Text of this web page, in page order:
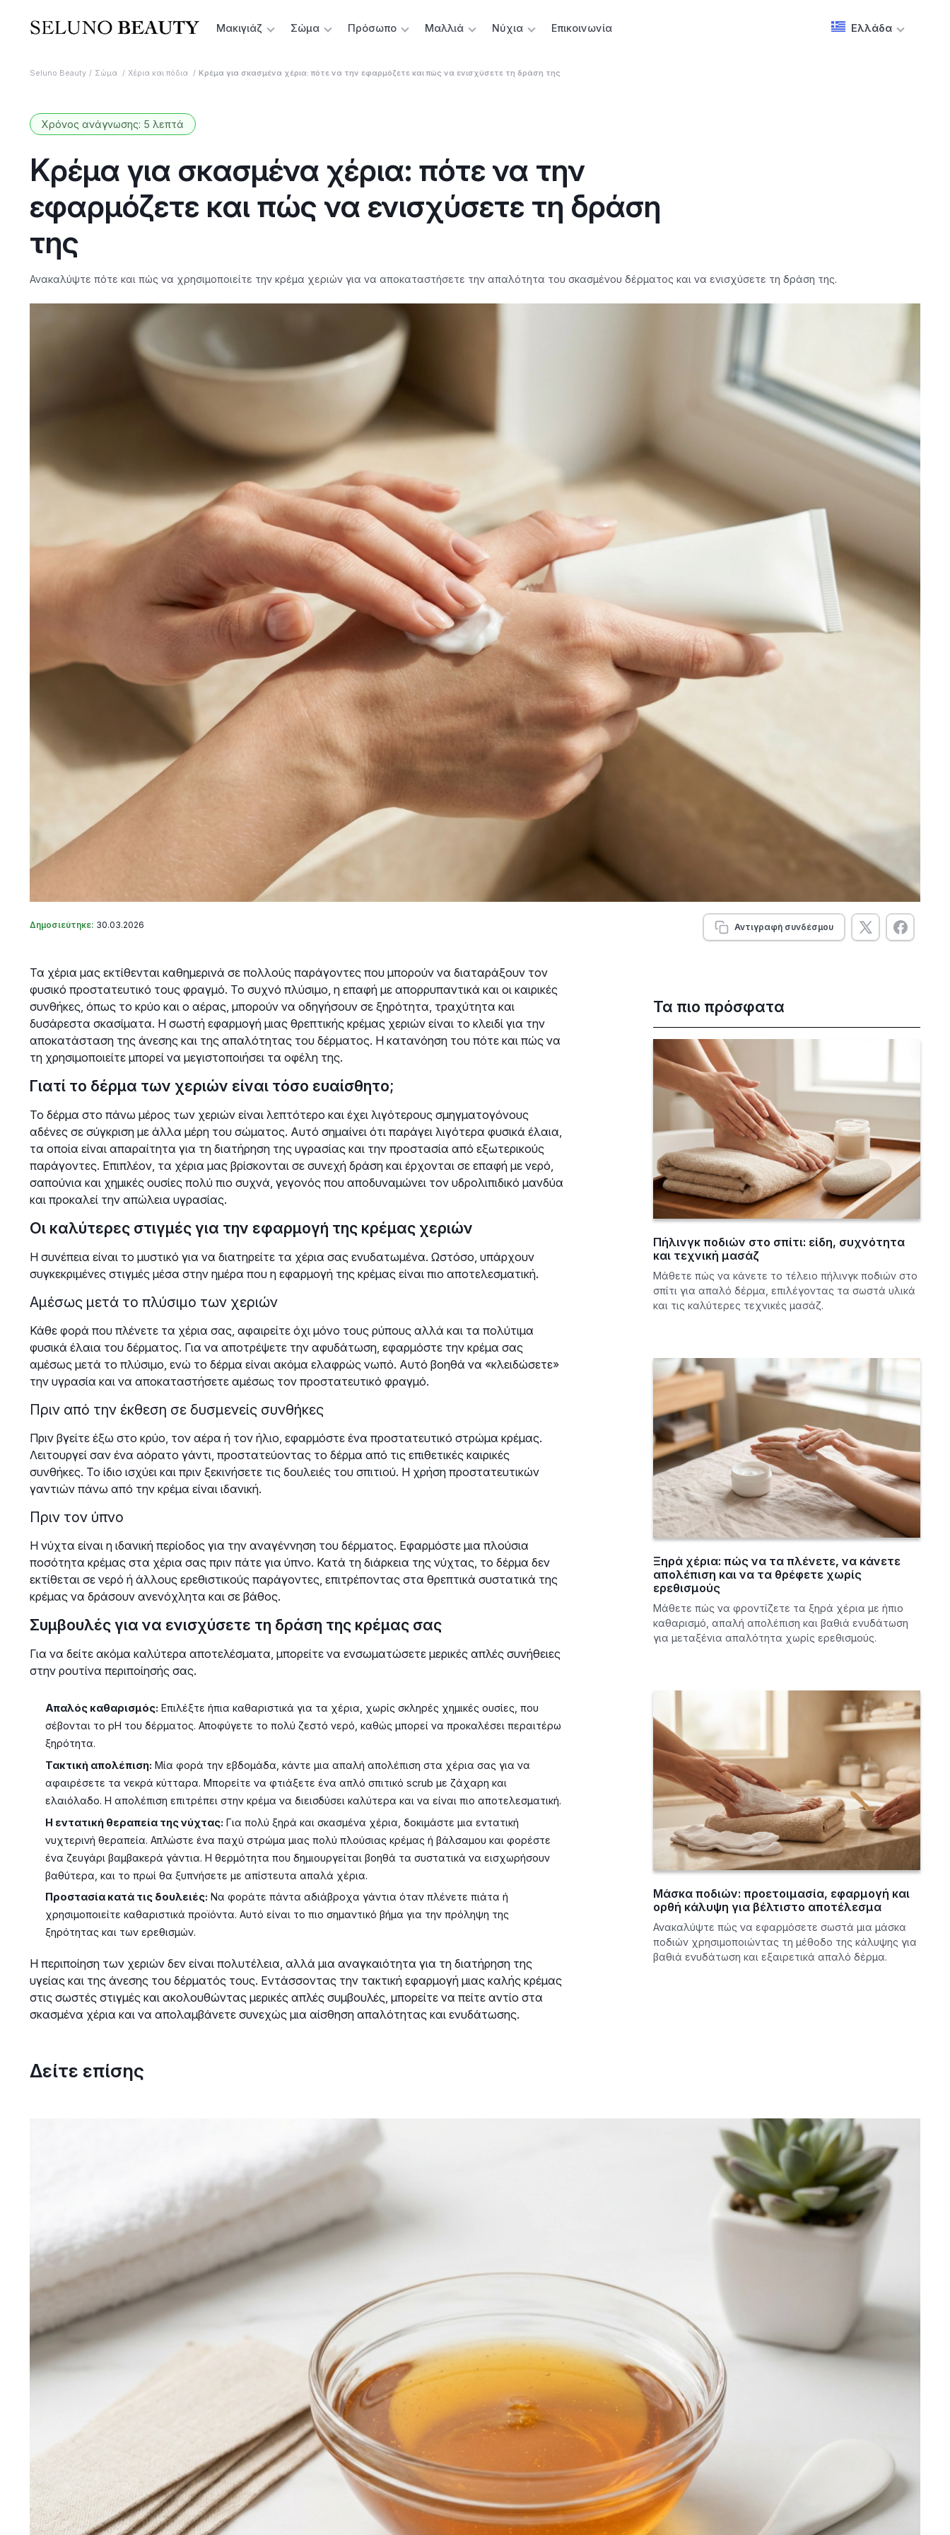
Μακιγιάζ Σώμα Πρόσωπο Μαλλιά Νύχια Επικοινωνία Ελλάδα
Seluno Beauty Σώμα Χέρια και πόδια Κρέμα για σκασμένα χέρια: πότε να την εφαρμόζετε και πώς να ενισχύσετε τη δράση της
Χρόνος ανάγνωσης: 5 λεπτά
Κρέμα για σκασμένα χέρια: πότε να την
εφαρμόζετε και πώς να ενισχύσετε τη δράση
της
Ανακαλύψτε πότε και πώς να χρησιμοποιείτε την κρέμα χεριών για να αποκαταστήσετε την απαλότητα του σκασμένου δέρματος και να ενισχύσετε τη δράση της.
Δημοσιεύτηκε: 30.03.2026 Αντιγραφή συνδέσμου
Τα χέρια μας εκτίθενται καθημερινά σε πολλούς παράγοντες που μπορούν να διαταράξουν τον
φυσικό προστατευτικό τους φραγμό. Το συχνό πλύσιμο, η επαφή με απορρυπαντικά και οι καιρικές
συνθήκες, όπως το κρύο και ο αέρας, μπορούν να οδηγήσουν σε ξηρότητα, τραχύτητα και
δυσάρεστα σκασίματα. Η σωστή εφαρμογή μιας θρεπτικής κρέμας χεριών είναι το κλειδί για την
αποκατάσταση της άνεσης και της απαλότητας του δέρματος. Η κατανόηση του πότε και πώς να
τη χρησιμοποιείτε μπορεί να μεγιστοποιήσει τα οφέλη της.
Γιατί το δέρμα των χεριών είναι τόσο ευαίσθητο;
Το δέρμα στο πάνω μέρος των χεριών είναι λεπτότερο και έχει λιγότερους σμηγματογόνους
αδένες σε σύγκριση με άλλα μέρη του σώματος. Αυτό σημαίνει ότι παράγει λιγότερα φυσικά έλαια,
τα οποία είναι απαραίτητα για τη διατήρηση της υγρασίας και την προστασία από εξωτερικούς
παράγοντες. Επιπλέον, τα χέρια μας βρίσκονται σε συνεχή δράση και έρχονται σε επαφή με νερό,
σαπούνια και χημικές ουσίες πολύ πιο συχνά, γεγονός που αποδυναμώνει τον υδρολιπιδικό μανδύα
και προκαλεί την απώλεια υγρασίας.
Οι καλύτερες στιγμές για την εφαρμογή της κρέμας χεριών
Η συνέπεια είναι το μυστικό για να διατηρείτε τα χέρια σας ενυδατωμένα. Ωστόσο, υπάρχουν
συγκεκριμένες στιγμές μέσα στην ημέρα που η εφαρμογή της κρέμας είναι πιο αποτελεσματική.
Αμέσως μετά το πλύσιμο των χεριών
Κάθε φορά που πλένετε τα χέρια σας, αφαιρείτε όχι μόνο τους ρύπους αλλά και τα πολύτιμα
φυσικά έλαια του δέρματος. Για να αποτρέψετε την αφυδάτωση, εφαρμόστε την κρέμα σας
αμέσως μετά το πλύσιμο, ενώ το δέρμα είναι ακόμα ελαφρώς νωπό. Αυτό βοηθά να «κλειδώσετε»
την υγρασία και να αποκαταστήσετε αμέσως τον προστατευτικό φραγμό.
Πριν από την έκθεση σε δυσμενείς συνθήκες
Πριν βγείτε έξω στο κρύο, τον αέρα ή τον ήλιο, εφαρμόστε ένα προστατευτικό στρώμα κρέμας.
Λειτουργεί σαν ένα αόρατο γάντι, προστατεύοντας το δέρμα από τις επιθετικές καιρικές
συνθήκες. Το ίδιο ισχύει και πριν ξεκινήσετε τις δουλειές του σπιτιού. Η χρήση προστατευτικών
γαντιών πάνω από την κρέμα είναι ιδανική.
Πριν τον ύπνο
Η νύχτα είναι η ιδανική περίοδος για την αναγέννηση του δέρματος. Εφαρμόστε μια πλούσια
ποσότητα κρέμας στα χέρια σας πριν πάτε για ύπνο. Κατά τη διάρκεια της νύχτας, το δέρμα δεν
εκτίθεται σε νερό ή άλλους ερεθιστικούς παράγοντες, επιτρέποντας στα θρεπτικά συστατικά της
κρέμας να δράσουν ανενόχλητα και σε βάθος.
Συμβουλές για να ενισχύσετε τη δράση της κρέμας σας
Για να δείτε ακόμα καλύτερα αποτελέσματα, μπορείτε να ενσωματώσετε μερικές απλές συνήθειες
στην ρουτίνα περιποίησής σας.
Απαλός καθαρισμός: Επιλέξτε ήπια καθαριστικά για τα χέρια, χωρίς σκληρές χημικές ουσίες, που
σέβονται το pH του δέρματος. Αποφύγετε το πολύ ζεστό νερό, καθώς μπορεί να προκαλέσει περαιτέρω
ξηρότητα.
Τακτική απολέπιση: Μία φορά την εβδομάδα, κάντε μια απαλή απολέπιση στα χέρια σας για να
αφαιρέσετε τα νεκρά κύτταρα. Μπορείτε να φτιάξετε ένα απλό σπιτικό scrub με ζάχαρη και
ελαιόλαδο. Η απολέπιση επιτρέπει στην κρέμα να διεισδύσει καλύτερα και να είναι πιο αποτελεσματική.
Η εντατική θεραπεία της νύχτας: Για πολύ ξηρά και σκασμένα χέρια, δοκιμάστε μια εντατική
νυχτερινή θεραπεία. Απλώστε ένα παχύ στρώμα μιας πολύ πλούσιας κρέμας ή βάλσαμου και φορέστε
ένα ζευγάρι βαμβακερά γάντια. Η θερμότητα που δημιουργείται βοηθά τα συστατικά να εισχωρήσουν
βαθύτερα, και το πρωί θα ξυπνήσετε με απίστευτα απαλά χέρια.
Προστασία κατά τις δουλειές: Να φοράτε πάντα αδιάβροχα γάντια όταν πλένετε πιάτα ή
χρησιμοποιείτε καθαριστικά προϊόντα. Αυτό είναι το πιο σημαντικό βήμα για την πρόληψη της
ξηρότητας και των ερεθισμών.
Η περιποίηση των χεριών δεν είναι πολυτέλεια, αλλά μια αναγκαιότητα για τη διατήρηση της
υγείας και της άνεσης του δέρματός τους. Εντάσσοντας την τακτική εφαρμογή μιας καλής κρέμας
στις σωστές στιγμές και ακολουθώντας μερικές απλές συμβουλές, μπορείτε να πείτε αντίο στα
σκασμένα χέρια και να απολαμβάνετε συνεχώς μια αίσθηση απαλότητας και ενυδάτωσης.
Τα πιο πρόσφατα
Πήλινγκ ποδιών στο σπίτι: είδη, συχνότητα
και τεχνική μασάζ
Μάθετε πώς να κάνετε το τέλειο πήλινγκ ποδιών στο
σπίτι για απαλό δέρμα, επιλέγοντας τα σωστά υλικά
και τις καλύτερες τεχνικές μασάζ.
Ξηρά χέρια: πώς να τα πλένετε, να κάνετε
απολέπιση και να τα θρέφετε χωρίς
ερεθισμούς
Μάθετε πώς να φροντίζετε τα ξηρά χέρια με ήπιο
καθαρισμό, απαλή απολέπιση και βαθιά ενυδάτωση
για μεταξένια απαλότητα χωρίς ερεθισμούς.
Μάσκα ποδιών: προετοιμασία, εφαρμογή και
ορθή κάλυψη για βέλτιστο αποτέλεσμα
Ανακαλύψτε πώς να εφαρμόσετε σωστά μια μάσκα
ποδιών χρησιμοποιώντας τη μέθοδο της κάλυψης για
βαθιά ενυδάτωση και εξαιρετικά απαλό δέρμα.
Δείτε επίσης